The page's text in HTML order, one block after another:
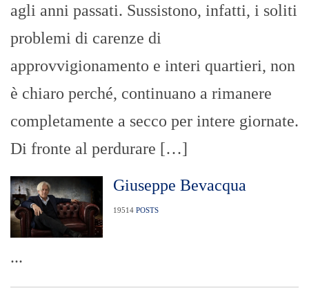
agli anni passati. Sussistono, infatti, i soliti
problemi di carenze di
approvvigionamento e interi quartieri, non
è chiaro perché, continuano a rimanere
completamente a secco per intere giornate.
Di fronte al perdurare […]
Giuseppe Bevacqua
19514 POSTS
...